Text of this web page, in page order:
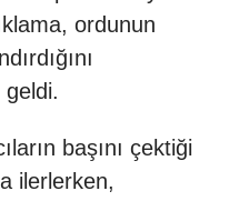
ordunun
geldi.
başını çektiği
ilerlerken,